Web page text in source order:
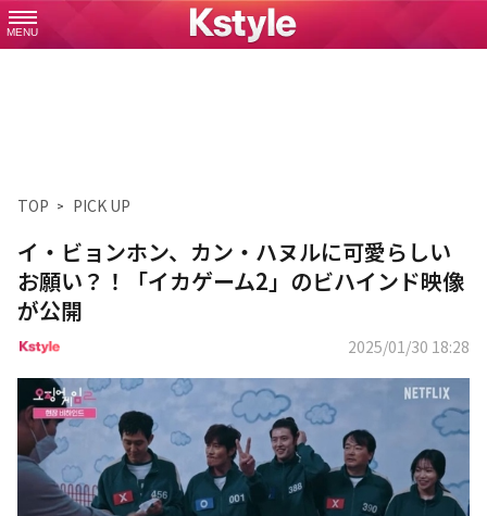
MENU
TOP PICK UP
イ・ビョンホン、カン・ハヌルに可愛らしい
お願い？！「イカゲーム2」のビハインド映像
が公開
2025/01/30 18:28